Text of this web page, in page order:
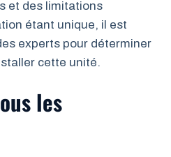
et des limitations
étant unique, il est
experts pour déterminer
cette unité.
les